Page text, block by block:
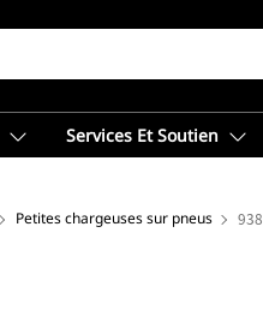
Services Et Soutien
Petites chargeuses sur pneus 938